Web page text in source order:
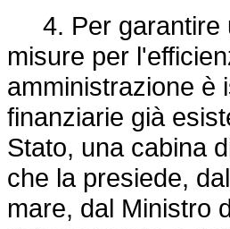
4. Per garantire
misure per
amministrazione è
finanziarie già
Stato, una cabina
che la presiede,
mare, dal Ministro